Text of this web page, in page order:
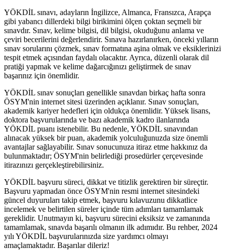
YÖKDİL sınavı, adayların İngilizce, Almanca, Fransızca, Arapça
gibi yabancı dillerdeki bilgi birikimini ölçen çoktan seçmeli bir
sınavdır. Sınav, kelime bilgisi, dil bilgisi, okuduğunu anlama ve
çeviri becerilerini değerlendirir. Sınava hazırlanırken, önceki yılların
sınav sorularını çözmek, sınav formatına aşina olmak ve eksiklerinizi
tespit etmek açısından faydalı olacaktır. Ayrıca, düzenli olarak dil
pratiği yapmak ve kelime dağarcığınızı geliştirmek de sınav
başarınız için önemlidir.
YÖKDİL sınav sonuçları genellikle sınavdan birkaç hafta sonra
ÖSYM'nin internet sitesi üzerinden açıklanır. Sınav sonuçları,
akademik kariyer hedefleri için oldukça önemlidir. Yüksek lisans,
doktora başvurularında ve bazı akademik kadro ilanlarında
YÖKDİL puanı istenebilir. Bu nedenle, YÖKDİL sınavından
alınacak yüksek bir puan, akademik yolculuğunuzda size önemli
avantajlar sağlayabilir. Sınav sonucunuza itiraz etme hakkınız da
bulunmaktadır; ÖSYM'nin belirlediği prosedürler çerçevesinde
itirazınızı gerçekleştirebilirsiniz.
YÖKDİL başvuru süreci, dikkat ve titizlik gerektiren bir süreçtir.
Başvuru yapmadan önce ÖSYM'nin resmi internet sitesindeki
güncel duyuruları takip etmek, başvuru kılavuzunu dikkatlice
incelemek ve belirtilen süreler içinde tüm adımları tamamlamak
gereklidir. Unutmayın ki, başvuru sürecini eksiksiz ve zamanında
tamamlamak, sınavda başarılı olmanın ilk adımıdır. Bu rehber, 2024
yılı YÖKDİL başvurularınızda size yardımcı olmayı
amaçlamaktadır. Başarılar dileriz!